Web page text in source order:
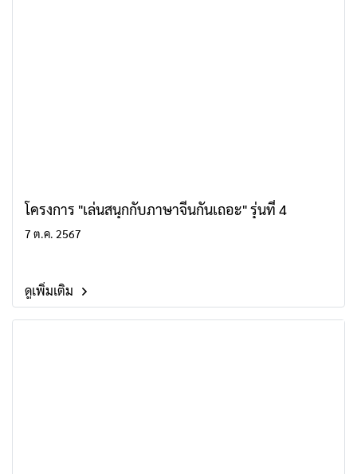
โครงการ "เล่นสนุกกับภาษาจีนกันเถอะ" รุ่นที่ 4
7 ต.ค. 2567
ดูเพิ่มเติม